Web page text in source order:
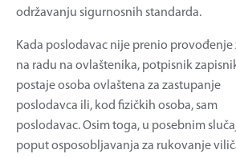
održavanju sigurnosnih standarda.
Kada poslodavac nije prenio provođenje
na radu na ovlaštenika, potpisnik
postaje osoba ovlaštena za zastupanje
poslodavca ili, kod fizičkih osoba, sam
poslodavac. Osim toga, u posebnim
poput osposobljavanja za rukovanje